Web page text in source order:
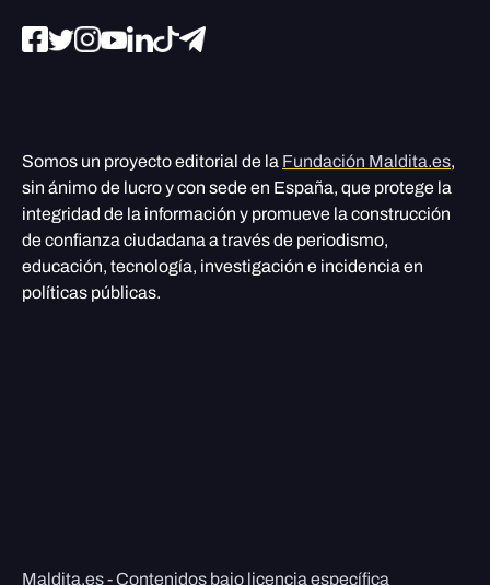
Somos un proyecto editorial de la Fundación Maldita.es,
sin ánimo de lucro y con sede en España, que protege la
integridad de la información y promueve la construcción
de confianza ciudadana a través de periodismo,
educación, tecnología, investigación e incidencia en
políticas públicas.
Maldita.es - Contenidos bajo licencia específica